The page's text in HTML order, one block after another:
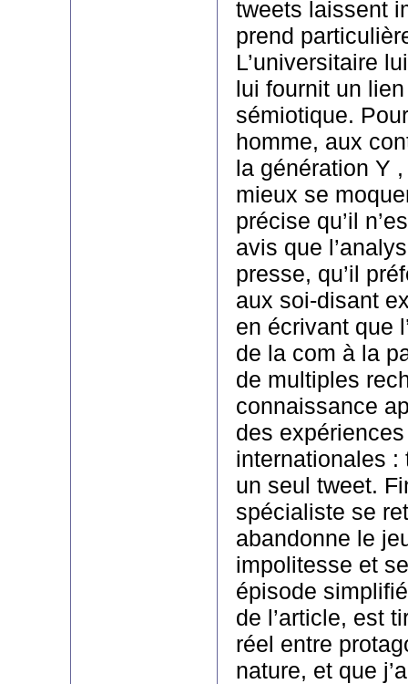
tweets laissent
prend
L’universitaire
lui fournit un
sémiotique.
homme, aux
la génération Y
mieux se
précise qu’il
avis que
presse, qu’il
aux soi-disant
en écrivant que
de la com à la
de multiples
connaissance
des
internationales :
un seul tweet.
spécialiste se
abandonne le
impolitesse et
épisode
de l’article, est
réel entre
nature, et que